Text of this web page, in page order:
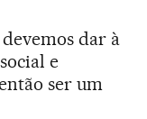
dar à
e
ser um